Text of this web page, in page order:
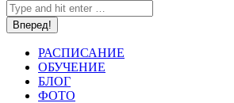
РАСПИСАНИЕ
ОБУЧЕНИЕ
БЛОГ
ФОТО